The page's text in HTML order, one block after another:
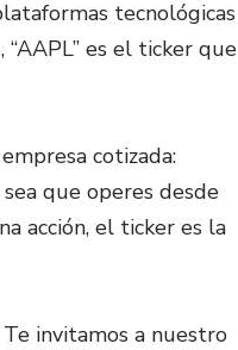
tecnológicas
es el ticker que
cotizada:
sea que operes desde
acción, el ticker es la
Te invitamos a nuestro